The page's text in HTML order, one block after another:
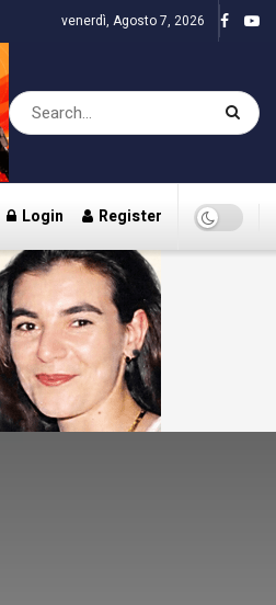
venerdì, Agosto 7, 2026
Login Register